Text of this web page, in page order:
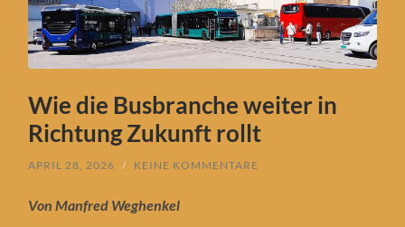
Wie die Busbranche weiter in
Richtung Zukunft rollt
APRIL 28, 2026 / KEINE KOMMENTARE
Von Manfred Weghenkel